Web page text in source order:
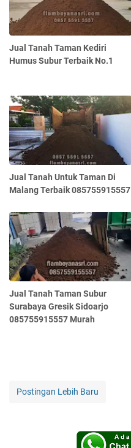
Jual Tanah Taman Kediri
Humus Subur Terbaik No.1
Jual Tanah Untuk Taman Di
Malang Terbaik 085755915557
Jual Tanah Taman Subur
Surabaya Gresik Sidoarjo
085755915557 Murah
Postingan Lebih Baru